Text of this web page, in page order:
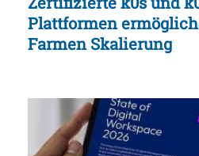
Plattformen
Farmen Skalierung